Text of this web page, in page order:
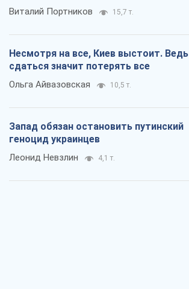
Виталий Портников 15,7 т.
Несмотря на все, Киев выстоит. Ведь
сдаться значит потерять все
Ольга Айвазовская 10,5 т.
Запад обязан остановить путинский
геноцид украинцев
Леонид Невзлин 4,1 т.